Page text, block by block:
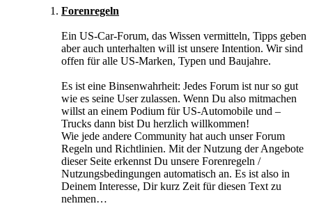
Forenregeln
Ein US-Car-Forum, das Wissen vermitteln, Tipps geben
aber auch unterhalten will ist unsere Intention. Wir sind
offen für alle US-Marken, Typen und Baujahre.
Es ist eine Binsenwahrheit: Jedes Forum ist nur so gut
wie es seine User zulassen. Wenn Du also mitmachen
willst an einem Podium für US-Automobile und –
Trucks dann bist Du herzlich willkommen!
Wie jede andere Community hat auch unser Forum
Regeln und Richtlinien. Mit der Nutzung der Angebote
dieser Seite erkennst Du unsere Forenregeln /
Nutzungsbedingungen automatisch an. Es ist also in
Deinem Interesse, Dir kurz Zeit für diesen Text zu
nehmen…